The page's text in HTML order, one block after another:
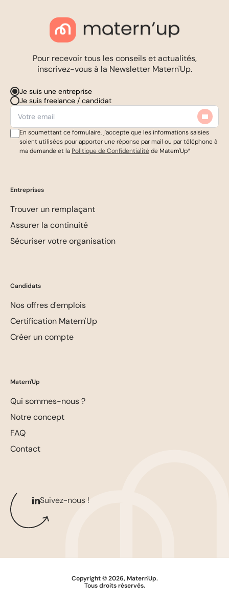
Pour recevoir tous les conseils et actualités,
inscrivez-vous à la Newsletter Matern'Up.
Je suis une entreprise
Je suis freelance / candidat
En soumettant ce formulaire, j'accepte que les informations saisies
soient utilisées pour apporter une réponse par mail ou par téléphone à
ma demande et la Politique de Confidentialitéde Matern'Up*
Entreprises
Trouver un remplaçant
Assurer la continuité
Sécuriser votre organisation
Candidats
Nos offres d'emplois
Certification Matern'Up
Créer un compte
Matern'Up
Qui sommes-nous ?
Notre concept
FAQ
Contact
Suivez-nous !
Copyright © 2026, Matern'Up.
Tous droits réservés.